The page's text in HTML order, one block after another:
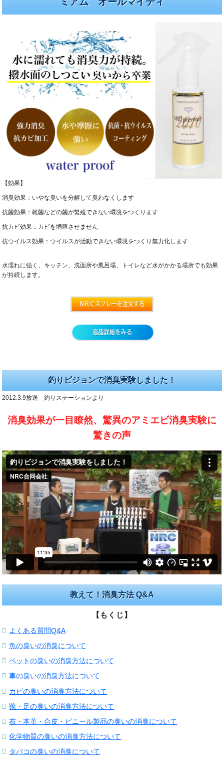
【効果】
消臭効果：いやな臭いを分解して臭わなくします
抗菌効果：雑菌などの菌が繁殖できない環境をつくります
抗カビ効果：カビを増殖させません
抗ウイルス効果：ウイルスが活動できない環境をつくり無力化します
水濡れに強く、キッチン、洗面所や風呂場、トイレなど水がかかる場所でも効果
が持続します。
釣りビジョンで消臭実験しました！
2012.3.9放送 釣りステーションより
消臭効果が一目瞭然、驚異のアミエビ消臭実験に
驚きの声
教えて！消臭方法 Q&A
【もくじ】
よくある質問Q&A
魚の臭いの消臭について
ペットの臭いの消臭方法について
車の臭いの消臭方法について
カビの臭いの消臭方法について
靴・足の臭いの消臭方法について
布・本革・合皮・ビニール製品の臭いの消臭について
化学物質の臭いの消臭方法について
タバコの臭いの消臭について